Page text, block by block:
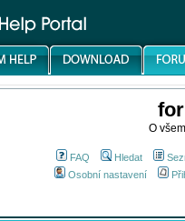
O
FAQ Hledat
Osobní nastavení